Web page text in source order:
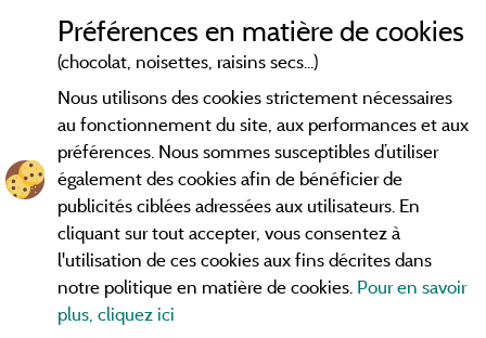
Conditions générales d'utilisation
Contact
CGV
Les meilleurscampings en Ardèche . Consultez les fiches de
nos adhérents et découvrez nos meilleures offres dans les
Gorges de l'Ardèche, le célèbrePont d'Arc, la grotte de l'Aven
d'Orgnac, Le mont Gerbier de Jonc ou le mont Mézenc...
informez vous directement ici en ligne avant de contacter le
Préférences en matière de cookies
(chocolat, noisettes, raisins secs...)
Nous utilisons des cookies strictement nécessaires
au fonctionnement du site, aux performances et aux
préférences. Nous sommes susceptibles d’utiliser
également des cookies afin de bénéficier de
publicités ciblées adressées aux utilisateurs. En
cliquant sur tout accepter, vous consentez à
l'utilisation de ces cookies aux fins décrites dans
notre politique en matière de cookies. Pour en savoir
plus, cliquez ici